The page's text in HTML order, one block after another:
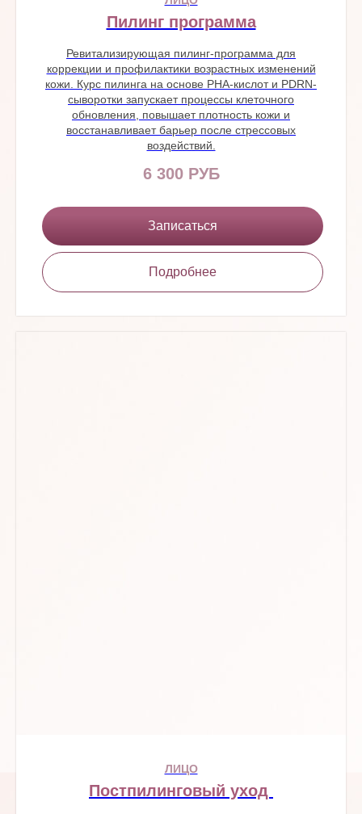
Пилинг программа
Ревитализирующая пилинг-программа для
коррекции и профилактики возрастных изменений
кожи. Курс пилинга на основе PHA-кислот и PDRN-
сыворотки запускает процессы клеточного
обновления, повышает плотность кожи и
восстанавливает барьер после стрессовых
воздействий.
6 300 РУБ
Записаться
Подробнее
ЛИЦО
Постпилинговый уход